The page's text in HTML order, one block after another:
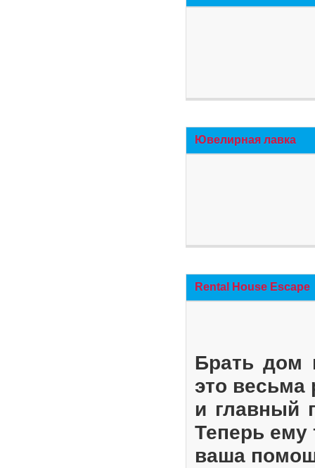
Ювелирная лавка
Rental House Escape
Брать дом
это весьма
и главный
Теперь ему
ваша